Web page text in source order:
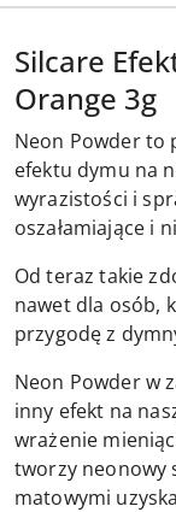
Silcare
Orange 3g
Neon Powder to
efektu dymu na
wyrazistości i
oszałamiające i
Od teraz takie
nawet dla osób,
przygodę z
Neon Powder w
inny efekt na
wrażenie
tworzy neonowy
matowymi